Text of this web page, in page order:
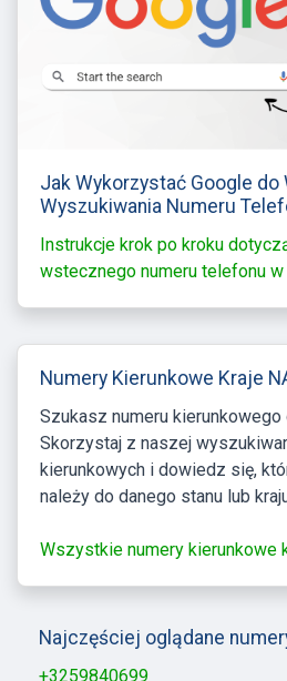
Jak Wykorzystać Google
Wyszukiwania Numeru
Instrukcje krok po kroku
wstecznego numeru telefonu w
Numery Kierunkowe Kraje
Szukasz numeru kierunkowego
Skorzystaj z naszej
kierunkowych i dowiedz się,
należy do danego stanu lub
Wszystkie numery kierunkowe
Najczęściej oglądane
+3259840699